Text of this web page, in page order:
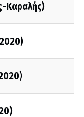
Καραλής)